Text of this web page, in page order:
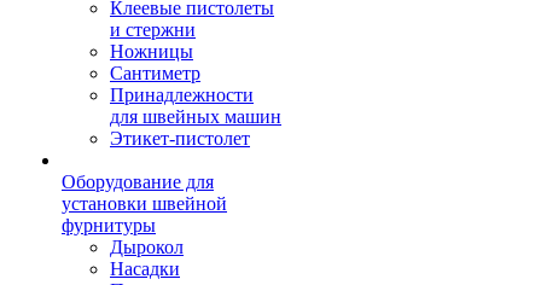
Клеевые пистолеты
и стержни
Ножницы
Сантиметр
Принадлежности
для швейных машин
Этикет-пистолет
Оборудование для
установки швейной
фурнитуры
Дырокол
Насадки